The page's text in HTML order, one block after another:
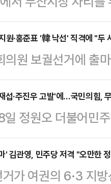
원회 대변인은 18
후보 측에 대한 비
자신을 향해 선택적
…
민의힘 후보가 두번
보의 아내가 운영하
냈단 점을 지적했다.
대한 압수수색 직전
추궁했다.전재수
린 '국제신문 주최
…
원·홍준표 '韓 낙선' 직격에 "두
의원 보궐선거에 출
더불어민주당 의원
18일 페이스북에 "
워한다"고 일침을
이 탈영병 홍준표를
으로 월북까지 한다
고 지적했다.박 의
섭·주진우 고발'에…국민의힘,
정원오 더불어민
주진우 의원을 허위
놨다. 국민의힘은 이
밝혔다며, 선거법상
' 김관영, 민주당 저격 "오만한
가 여권의 6·3 지